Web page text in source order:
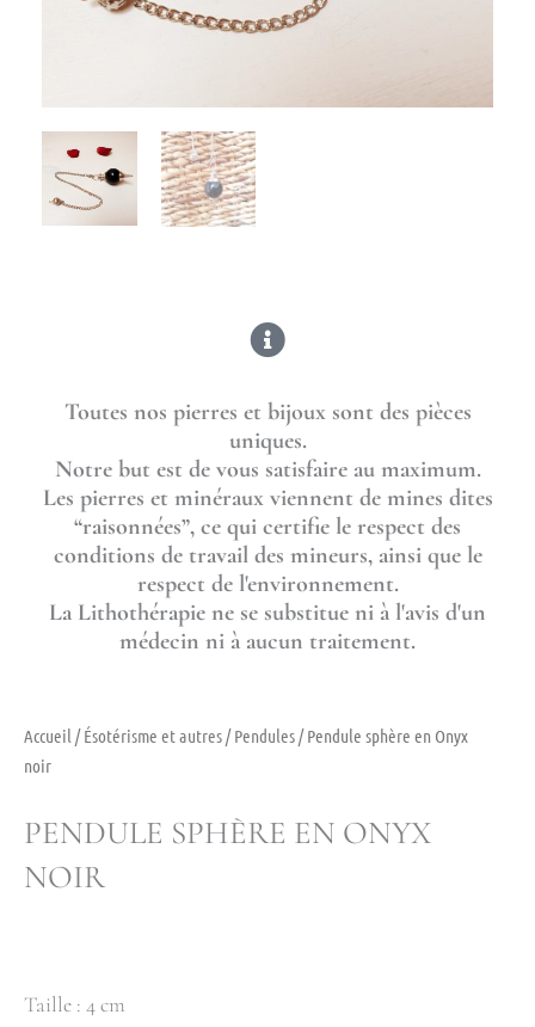
Accueil /Ésotérisme et autres/Pendules/ Pendule sphère en Onyx
noir
PENDULE SPHÈRE EN ONYX
NOIR
Taille : 4 cm
Toutes nos pierres et bijoux sont des pièces
uniques.
Notre but est de vous satisfaire au maximum.
Les pierres et minéraux viennent de mines dites
“raisonnées”, ce qui certifie le respect des
conditions de travail des mineurs, ainsi que le
respect de l'environnement.
La Lithothérapie ne se substitue ni à l'avis d'un
médecin ni à aucun traitement.